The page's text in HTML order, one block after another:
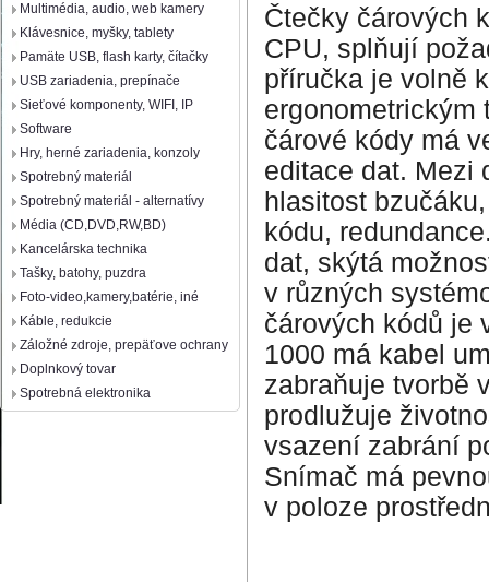
Multimédia, audio, web kamery
Klávesnice, myšky, tablety
Pamäte USB, flash karty, čítačky
USB zariadenia, prepínače
Sieťové komponenty, WIFI, IP
Software
Hry, herné zariadenia, konzoly
Spotrebný materiál
Spotrebný materiál - alternatívy
Média (CD,DVD,RW,BD)
Kancelárska technika
Tašky, batohy, puzdra
Foto-video,kamery,batérie, iné
Káble, redukcie
Záložné zdroje, prepäťove ochrany
Doplnkový tovar
Spotrebná elektronika
Čtečky čárových
CPU, splňují
příručka je volně
ergonometrickým
čárové kódy má
editace dat. Mezi
hlasitost
kódu,
dat, skýtá
v různých
čárových kódů je
1000 má kabel
zabraňuje tvorbě
prodlužuje
vsazení zabrání
Snímač má
v poloze